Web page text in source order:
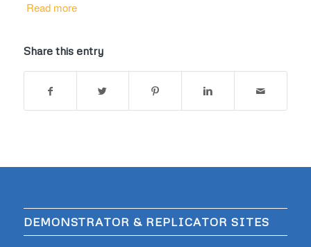
Read more
Share this entry
DEMONSTRATOR & REPLICATOR SITES